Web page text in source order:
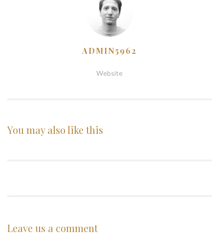
ADMIN5962
Website
You may alsolike this
Leave us a comment